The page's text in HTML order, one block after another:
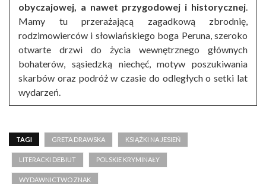
obyczajowej, a nawet przygodowej i historycznej.
Mamy tu przerażającą zagadkową zbrodnię,
rodzimowierców i słowiańskiego boga Peruna, szeroko
otwarte drzwi do życia wewnętrznego głównych
bohaterów, sąsiedzką niechęć, motyw poszukiwania
skarbów oraz podróż w czasie do odległych o setki lat
wydarzeń.
TAGI GRETA DRAWSKA KSIĄŻKI NA JESIEŃ
LITERACKI DEBIUT POLSKIE KRYMINAŁY
WYDAWNICTWO ZNAK